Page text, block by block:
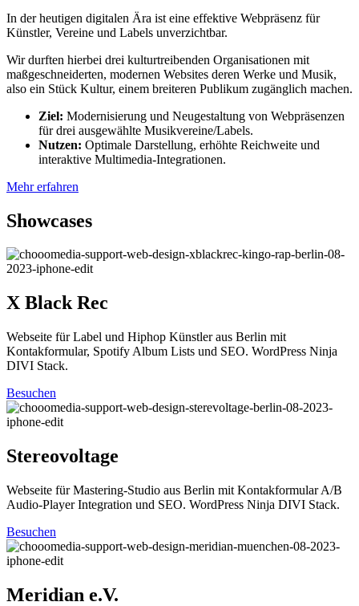
In der heutigen digitalen Ära ist eine effektive Webpräsenz für
Künstler, Vereine und Labels unverzichtbar.
Wir durften hierbei drei kulturtreibenden Organisationen mit
maßgeschneiderten, modernen Websites deren Werke und Musik,
also ein Stück Kultur, einem breiteren Publikum zugänglich machen.
Ziel: Modernisierung und Neugestaltung von Webpräsenzen
für drei ausgewählte Musikvereine/Labels.
Nutzen: Optimale Darstellung, erhöhte Reichweite und
interaktive Multimedia-Integrationen.
Mehr erfahren
Showcases
X Black Rec
Webseite für Label und Hiphop Künstler aus Berlin mit
Kontakformular, Spotify Album Lists und SEO. WordPress Ninja
DIVI Stack.
Besuchen
Stereovoltage
Webseite für Mastering-Studio aus Berlin mit Kontakformular A/B
Audio-Player Integration und SEO. WordPress Ninja DIVI Stack.
Besuchen
Meridian e.V.